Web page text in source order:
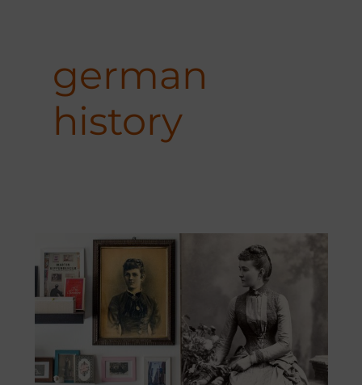
german
history